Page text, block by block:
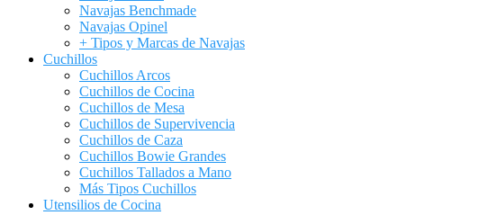
Navajas Benchmade
Navajas Opinel
+ Tipos y Marcas de Navajas
Cuchillos
Cuchillos Arcos
Cuchillos de Cocina
Cuchillos de Mesa
Cuchillos de Supervivencia
Cuchillos de Caza
Cuchillos Bowie Grandes
Cuchillos Tallados a Mano
Más Tipos Cuchillos
Utensilios de Cocina